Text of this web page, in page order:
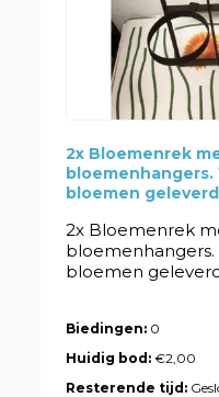
2x Bloemenrek
bloemen geleverd
2x Bloemenrek
bloemen
Biedingen: 0
Huidig bod:€2,00
Resterende tijd: